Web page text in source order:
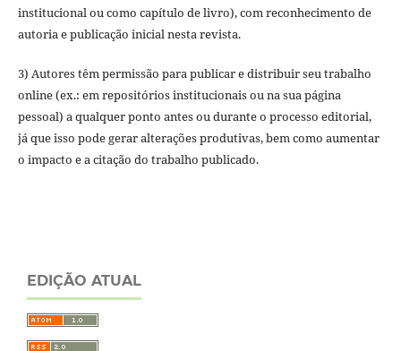
institucional ou como capítulo de livro), com reconhecimento de
autoria e publicação inicial nesta revista.
3) Autores têm permissão para publicar e distribuir seu trabalho
online (ex.: em repositórios institucionais ou na sua página
pessoal) a qualquer ponto antes ou durante o processo editorial,
já que isso pode gerar alterações produtivas, bem como aumentar
o impacto e a citação do trabalho publicado.
EDIÇÃO ATUAL